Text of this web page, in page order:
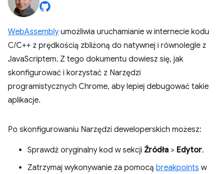
WebAssembly umożliwia uruchamianie w internecie kodu
C/C++ z prędkością zbliżoną do natywnej i równolegle z
JavaScriptem. Z tego dokumentu dowiesz się, jak
skonfigurować i korzystać z Narzędzi
programistycznych Chrome, aby lepiej debugować takie
aplikacje.
Po skonfigurowaniu Narzędzi deweloperskich możesz:
Sprawdź oryginalny kod w sekcji Źródła > Edytor.
Zatrzymaj wykonywanie za pomocą breakpoints w